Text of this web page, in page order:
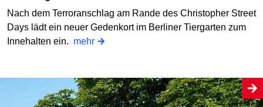
Nach dem Terroranschlag am Rande des Christopher Street
Days lädt ein neuer Gedenkort im Berliner Tiergarten zum
Innehalten ein. mehr